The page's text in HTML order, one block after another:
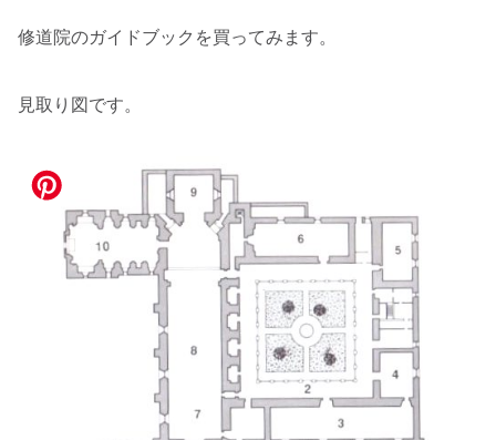
修道院のガイドブックを買ってみます。
見取り図です。